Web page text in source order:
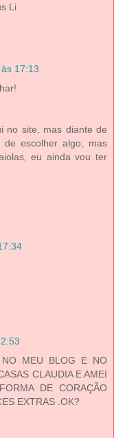
Li
17:13
no site, mas diante de
de escolher algo, mas
eu ainda vou ter
NO MEU BLOG E NO
CLAUDIA E AMEI
DE CORAÇÃO
EXTRAS .OK?